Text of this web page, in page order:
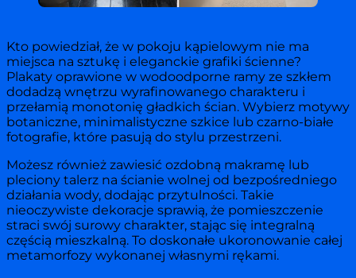
Kto powiedział, że w pokoju kąpielowym nie ma
miejsca na sztukę i eleganckie grafiki ścienne?
Plakaty oprawione w wodoodporne ramy ze szkłem
dodadzą wnętrzu wyrafinowanego charakteru i
przełamią monotonię gładkich ścian. Wybierz motywy
botaniczne, minimalistyczne szkice lub czarno-białe
fotografie, które pasują do stylu przestrzeni.
Możesz również zawiesić ozdobną makramę lub
pleciony talerz na ścianie wolnej od bezpośredniego
działania wody, dodając przytulności. Takie
nieoczywiste dekoracje sprawią, że pomieszczenie
straci swój surowy charakter, stając się integralną
częścią mieszkalną. To doskonałe ukoronowanie całej
metamorfozy wykonanej własnymi rękami.